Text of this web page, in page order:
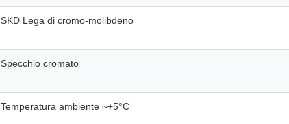
SKD Lega di cromo-molibdeno
Specchio cromato
Temperatura ambiente ~+5°C